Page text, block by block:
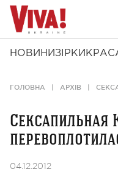
НОВИНИ ЗІРКИ
ГОЛОВНА АРХІВ
Сексапильная
04.12.2012